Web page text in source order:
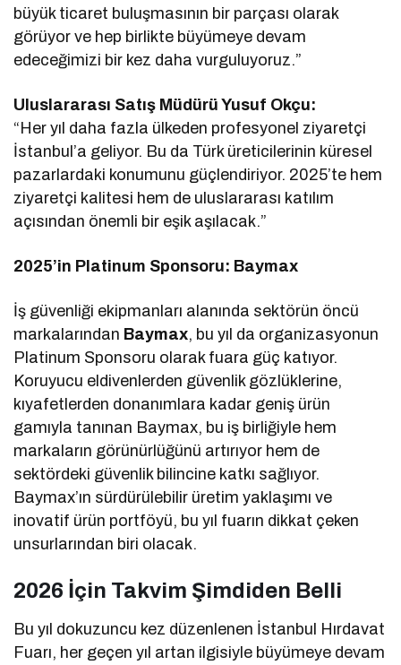
büyük ticaret buluşmasının bir parçası olarak
görüyor ve hep birlikte büyümeye devam
edeceğimizi bir kez daha vurguluyoruz.”
Uluslararası Satış Müdürü Yusuf Okçu:
“Her yıl daha fazla ülkeden profesyonel ziyaretçi
İstanbul’a geliyor. Bu da Türk üreticilerinin küresel
pazarlardaki konumunu güçlendiriyor. 2025’te hem
ziyaretçi kalitesi hem de uluslararası katılım
açısından önemli bir eşik aşılacak.”
2025’in Platinum Sponsoru: Baymax
İş güvenliği ekipmanları alanında sektörün öncü
markalarından Baymax, bu yıl da organizasyonun
Platinum Sponsoru olarak fuara güç katıyor.
Koruyucu eldivenlerden güvenlik gözlüklerine,
kıyafetlerden donanımlara kadar geniş ürün
gamıyla tanınan Baymax, bu iş birliğiyle hem
markaların görünürlüğünü artırıyor hem de
sektördeki güvenlik bilincine katkı sağlıyor.
Baymax’ın sürdürülebilir üretim yaklaşımı ve
inovatif ürün portföyü, bu yıl fuarın dikkat çeken
unsurlarından biri olacak.
2026 İçin Takvim Şimdiden Belli
Bu yıl dokuzuncu kez düzenlenen İstanbul Hırdavat
Fuarı, her geçen yıl artan ilgisiyle büyümeye devam